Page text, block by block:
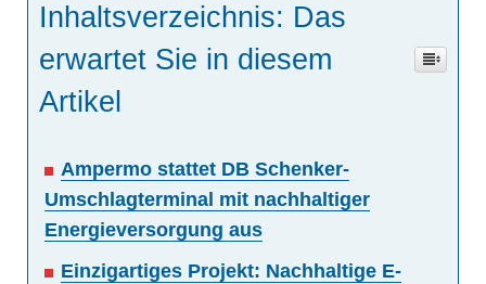
Inhaltsverzeichnis: Das
erwartet Sie in diesem
Artikel
Ampermo stattet DB Schenker-
Umschlagterminal mit nachhaltiger
Energieversorgung aus
Einzigartiges Projekt: Nachhaltige E-